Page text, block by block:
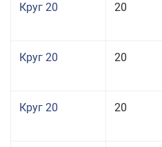
Круг 20 20
Круг 20 20
Круг 20 20